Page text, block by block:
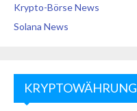
Krypto-Börse News
Solana News
KRYPTOWÄHRUNG